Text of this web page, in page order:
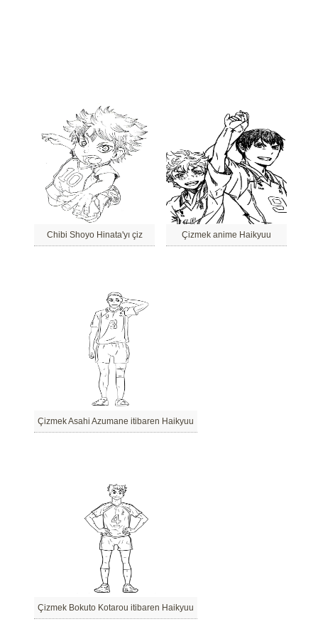
Chibi Shoyo Hinata'yı çiz Çizmek anime Haikyuu
Çizmek Asahi Azumane itibaren Haikyuu
Çizmek Bokuto Kotarou itibaren Haikyuu